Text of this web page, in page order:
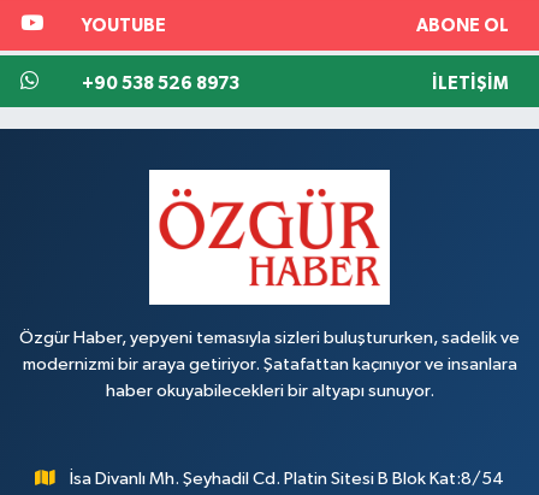
YOUTUBE ABONE OL
+90 538 526 8973 İLETIŞIM
Özgür Haber, yepyeni temasıyla sizleri buluştururken, sadelik ve
modernizmi bir araya getiriyor. Şatafattan kaçınıyor ve insanlara
haber okuyabilecekleri bir altyapı sunuyor.
İsa Divanlı Mh. Şeyhadil Cd. Platin Sitesi B Blok Kat:8/54